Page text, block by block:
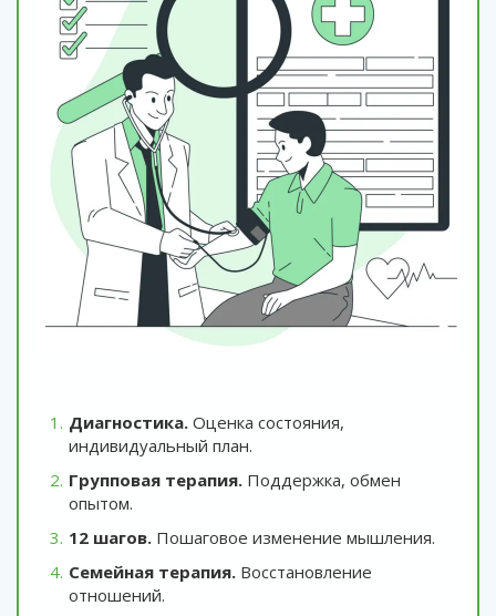
Диагностика. Оценка состояния,
индивидуальный план.
Групповая терапия. Поддержка, обмен
опытом.
12 шагов. Пошаговое изменение мышления.
Семейная терапия. Восстановление
отношений.